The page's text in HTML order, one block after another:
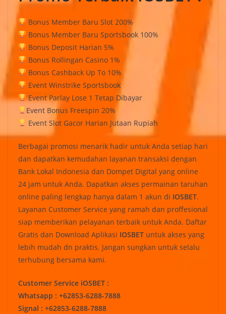
Bonus Member Baru Slot 200%
Bonus Member Baru Sportsbook 100%
Bonus Deposit Harian 5%
Bonus Rollingan Casino 1%
Bonus Cashback Up To 10%
Event Winstrike Sportsbook
Event Parlay Lose 1 Tetap Dibayar
Event Bonus Freespin 20%
Event Slot Gacor Harian Jutaan Rupiah
Berbagai promosi menarik hadir untuk Anda setiap hari
dan dapatkan kemudahan layanan transaksi dengan
Bank Lokal Indonesia dan Dompet Digital yang online
24 jam untuk Anda. Dapatkan akses permainan taruhan
online paling lengkap hanya dalam 1 akun di IOSBET.
Layanan Customer Service yang ramah dan proffesional
siap memberikan pelayanan terbaik untuk Anda. Daftar
Gratis dan Download Aplikasi IOSBET untuk akses yang
lebih mudah dn praktis. Jangan sungkan untuk selalu
terhubung bersama kami.
Customer Service iOSBET :
Whatsapp : +62853-6288-7888
Signal : +62853-6288-7888